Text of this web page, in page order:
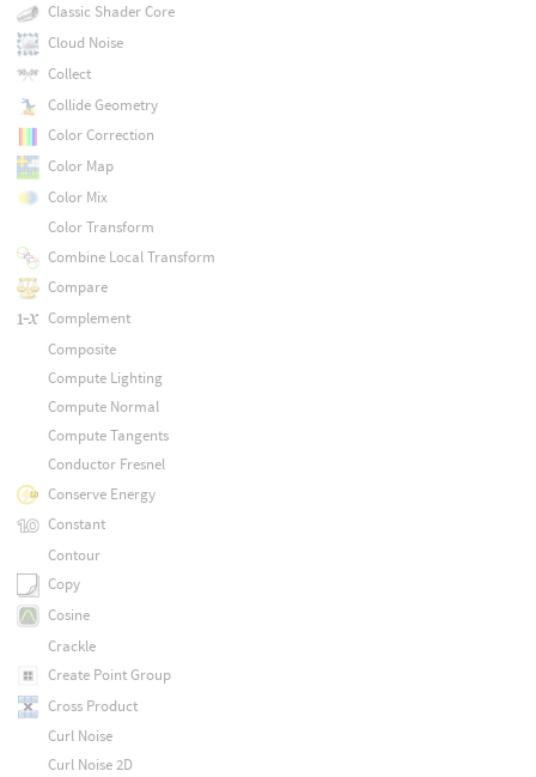
Classic Shader Core
Cloud Noise
Collect
Collide Geometry
Color Correction
Color Map
Color Mix
Color Transform
Combine Local Transform
Compare
Complement
Composite
Compute Lighting
Compute Normal
Compute Tangents
Conductor Fresnel
Conserve Energy
Constant
Contour
Copy
Cosine
Crackle
Create Point Group
Cross Product
Curl Noise
Curl Noise 2D